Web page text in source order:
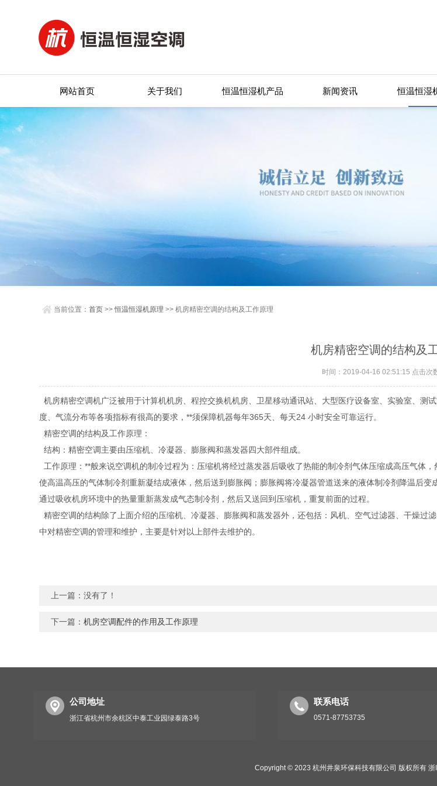
网站首页 关于我们 恒温恒湿机产品 新闻资讯 恒温恒湿
当前位置：首页 >>恒温恒湿机原理 >> 机房精密空调的结构及工作原理
机房精密空调的结构及
时间：2019-04-16 02:51:15 点击次
机房精密空调机广泛被用于计算机机房、程控交换机机房、卫星移动通讯站、大型医疗设备室、实验室、
度、气流分布等各项指标有很高的要求，**须保障机器每年365天、每天24 小时安全可靠运行。
精密空调的结构及工作原理：
结构：精密空调主要由压缩机、冷凝器、膨胀阀和蒸发器四大部件组成。
工作原理：**般来说空调机的制冷过程为：压缩机将经过蒸发器后吸收了热能的制冷剂气体压缩成高压气体
使高温高压的气体制冷剂重新凝结成液体，然后送到膨胀阀；膨胀阀将冷凝器管道送来的液体制冷剂降温后
通过吸收机房环境中的热量重新蒸发成气态制冷剂，然后又送回到压缩机，重复前面的过程。
精密空调的结构除了上面介绍的压缩机、冷凝器、膨胀阀和蒸发器外，还包括：风机、空气过滤器、干燥
中对精密空调的管理和维护，主要是针对以上部件去维护的。
上一篇：没有了！
下一篇：机房空调配件的作用及工作原理
公司地址
浙江省杭州市余杭区中泰工业园绿泰路3号
联系电话
0571-87753735
Copyright © 2023 杭州井泉环保科技有限公司 版权所有 浙